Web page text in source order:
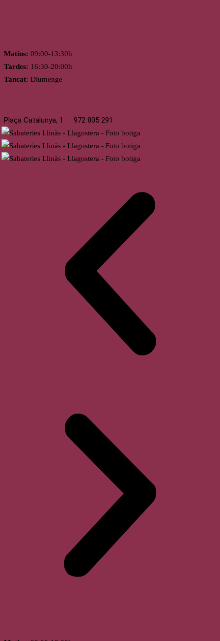
Matins: 09:00-13:30h
Tardes: 16:30-20:00h
Tancat: Diumenge
Plaça Catalunya, 1 972 805 291